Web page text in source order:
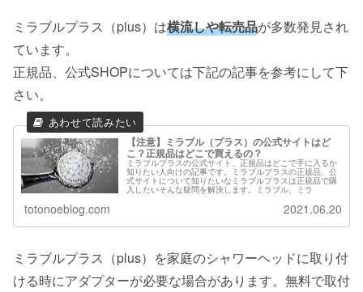
ミラブルプラス（plus）は横流しや転売品が多数発見され
ています。
正規品、公式SHOPについては下記の記事を参考にして下
さい。
【注意】ミラブル（プラス）の公式サイトはど
こ？正規品はどこで買えるの？
ミラブルプラスの公式サイト、正規品はどこで手に入るか
知りたい人向けの記事です。ミラブルプラスの正規品、公
式サイトについて知りたいなミラブルプラスは正規品で購
入したいそんな疑問を解決します。ミラブル、ミラ
totonoeblog.com 2021.06.20
ミラブルプラス（plus）を家庭のシャワーヘッドに取り付
ける時にアダプターが必要な場合があります。無料で取付